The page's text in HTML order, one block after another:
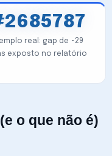
real: gap de ~29
exposto no relatório
o que não é)